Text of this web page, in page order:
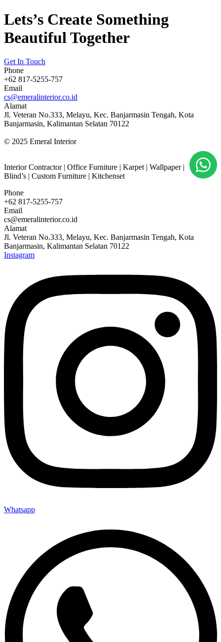
Lets’s Create Something
Beautiful Together
Get In Touch
Phone
+62 817-5255-757
Email
cs@emeralinterior.co.id
Alamat
Jl. Veteran No.333, Melayu, Kec. Banjarmasin Tengah, Kota
Banjarmasin, Kalimantan Selatan 70122
© 2025 Emeral Interior
Interior Contractor | Office Furniture | Karpet | Wallpaper |
Blind’s | Custom Furniture | Kitchenset
Phone
+62 817-5255-757
Email
cs@emeralinterior.co.id
Alamat
Jl. Veteran No.333, Melayu, Kec. Banjarmasin Tengah, Kota
Banjarmasin, Kalimantan Selatan 70122
Instagram
Whatsapp